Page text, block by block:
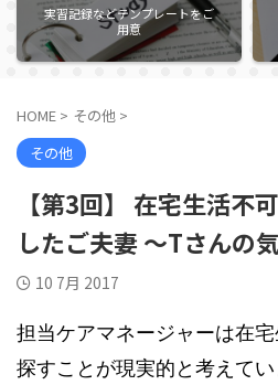
実習記録などテンプレートをご
用意
HOME > その他 >
その他
【第3回】 在宅生活不
したご夫妻 ～Tさんの
10 7月 2017
担当ケアマネージャーは在
探すことが現実的と考えて